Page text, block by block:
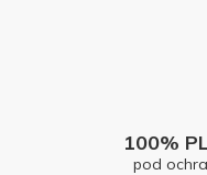
100%
pod